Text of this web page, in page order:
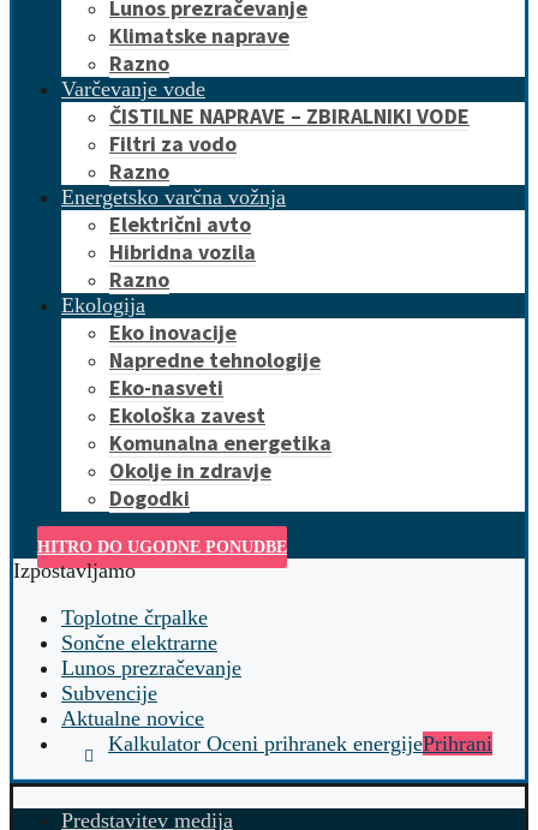
Lunos prezračevanje
Klimatske naprave
Razno
Varčevanje vode
ČISTILNE NAPRAVE – ZBIRALNIKI VODE
Filtri za vodo
Razno
Energetsko varčna vožnja
Električni avto
Hibridna vozila
Razno
Ekologija
Eko inovacije
Napredne tehnologije
Eko-nasveti
Ekološka zavest
Komunalna energetika
Okolje in zdravje
Dogodki
HITRO DO UGODNE PONUDBE
Izpostavljamo
Toplotne črpalke
Sončne elektrarne
Lunos prezračevanje
Subvencije
Aktualne novice
Kalkulator Oceni prihranek energijePrihrani
Predstavitev medija